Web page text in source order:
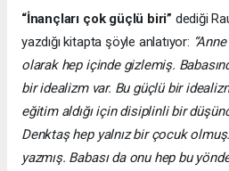
“İnançları çok güçlü biri” dediği
yazdığı kitapta şöyle anlatıyor:
olarak hep içinde gizlemiş.
bir idealizm var. Bu güçlü bir
eğitim aldığı için disiplinli bir
Denktaş hep yalnız bir çocuk
yazmış. Babası da onu hep bu